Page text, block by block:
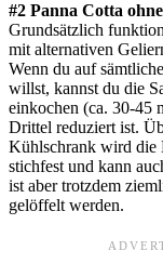
#2 Panna Cotta
Grundsätzlich
mit alternativen
Wenn du auf
willst, kannst du die
einkochen (ca. 30-45
Drittel reduziert ist.
Kühlschrank wird die
stichfest und kann
ist aber trotzdem
gelöffelt werden.